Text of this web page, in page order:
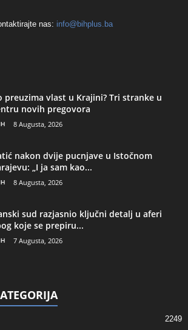
nas: info@bihplus.ba
preuzima vlast u Krajini? Tri stranke u
novih pregovora
8 Augusta, 2026
nakon dvije pucnjave u Istočnom
„I ja sam kao...
8 Augusta, 2026
sud razjasnio ključni detalj u aferi
koje se prepiru...
7 Augusta, 2026
2249